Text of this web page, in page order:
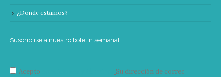
¿Donde estamos?
Suscribirse a nuestro boletín semanal
Acepto
Su dirección de correo